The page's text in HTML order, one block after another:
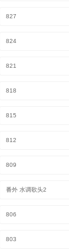
827
824
821
818
815
812
809
番外 水调歌头2
806
803